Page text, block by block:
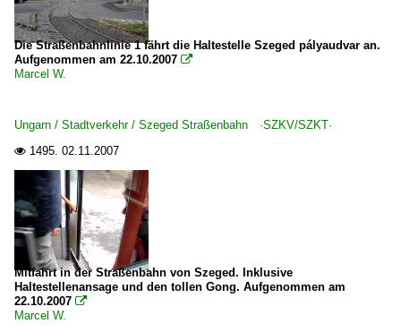
Die Straßenbahnlinie 1 fährt die Haltestelle Szeged pályaudvar an.
Aufgenommen am 22.10.2007 
Marcel W.
Ungarn / Stadtverkehr / Szeged Straßenbahn ·SZKV/SZKT·
 1495. 02.11.2007
Mitfahrt in der Straßenbahn von Szeged. Inklusive
Haltestellenansage und den tollen Gong. Aufgenommen am
22.10.2007 
Marcel W.